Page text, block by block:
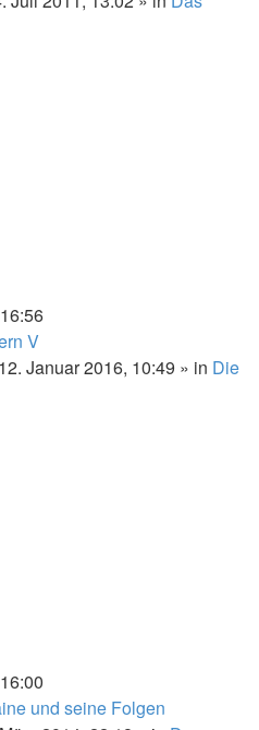
V
Januar 2016, 10:49 » in Die
und seine Folgen